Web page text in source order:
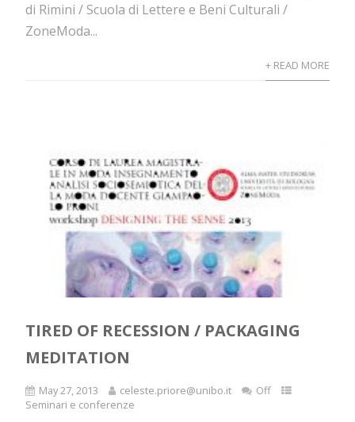
di Rimini / Scuola di Lettere e Beni Culturali /
ZoneModa...
+ READ MORE
TIRED OF RECESSION / PACKAGING
MEDITATION
May 27, 2013 celeste.priore@unibo.it
Off
Seminari e conferenze